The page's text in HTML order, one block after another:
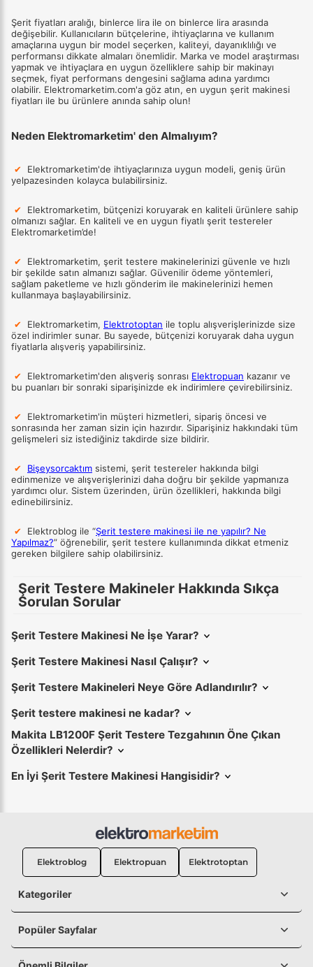
Şerit fiyatları aralığı, binlerce lira ile on binlerce lira arasında
değişebilir. Kullanıcıların bütçelerine, ihtiyaçlarına ve kullanım
amaçlarına uygun bir model seçerken, kaliteyi, dayanıklılığı ve
performansı dikkate almaları önemlidir. Marka ve model araştırması
yapmak ve ihtiyaçlara en uygun özelliklere sahip bir makinayı
seçmek, fiyat performans dengesini sağlama adına yardımcı
olabilir. Elektromarketim.com'a göz atın, en uygun şerit makinesi
fiyatları ile bu ürünlere anında sahip olun!
Neden Elektromarketim' den Almalıyım?
✔ Elektromarketim'de ihtiyaçlarınıza uygun modeli, geniş ürün
yelpazesinden kolayca bulabilirsiniz.
✔
Elektromarketim, bütçenizi koruyarak en kaliteli ürünlere sahip
olmanızı sağlar. En kaliteli ve en uygun fiyatlı şerit testereler
Elektromarketim’de!
✔
Elektromarketim, şerit testere makinelerinizi güvenle ve hızlı
bir şekilde satın almanızı sağlar. Güvenilir ödeme yöntemleri,
sağlam paketleme ve hızlı gönderim ile makinelerinizi hemen
kullanmaya başlayabilirsiniz.
✔ Elektromarketim, Elektrotoptan ile toplu alışverişlerinizde size
özel indirimler sunar. Bu sayede, bütçenizi koruyarak daha uygun
fiyatlarla alışveriş yapabilirsiniz.
✔ Elektromarketim'den alışveriş sonrası Elektropuan kazanır ve
bu puanları bir sonraki siparişinizde ek indirimlere çevirebilirsiniz.
✔
Elektromarketim'in müşteri hizmetleri, sipariş öncesi ve
sonrasında her zaman sizin için hazırdır. Siparişiniz hakkındaki tüm
gelişmeleri siz istediğiniz takdirde size bildirir.
✔ Bişeysorcaktım sistemi, şerit testereler hakkında bilgi
edinmenize ve alışverişlerinizi daha doğru bir şekilde yapmanıza
yardımcı olur. Sistem üzerinden, ürün özellikleri, hakkında bilgi
edinebilirsiniz.
✔ Elektroblog ile “Şerit testere makinesi ile ne yapılır? Ne
Yapılmaz?” öğrenebilir, şerit testere kullanımında dikkat etmeniz
gereken bilgilere sahip olabilirsiniz.
Şerit Testere Makineler Hakkında Sıkça
Sorulan Sorular
Şerit Testere Makinesi Ne İşe Yarar?
Şerit Testere Makinesi Nasıl Çalışır?
Şerit Testere Makineleri Neye Göre Adlandırılır?
Şerit testere makinesi ne kadar?
Makita LB1200F Şerit Testere Tezgahının Öne Çıkan
Özellikleri Nelerdir?
En İyi Şerit Testere Makinesi Hangisidir?
Elektroblog Elektropuan Elektrotoptan
Kategoriler
Popüler Sayfalar